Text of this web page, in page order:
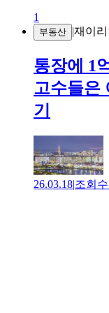
1
부동산 |재이리
통장에 1
고수들은
기
26.03.18|조회수